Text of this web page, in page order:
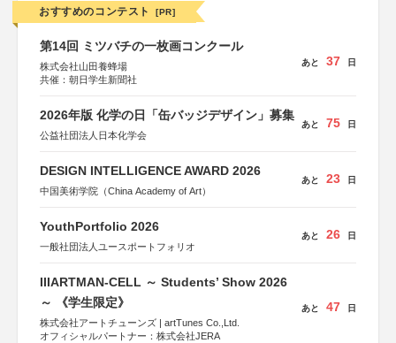
おすすめのコンテスト [PR]
第14回 ミツバチの一枚画コンクール
株式会社山田養蜂場
共催：朝日学生新聞社
あと 37 日
2026年版 化学の日「缶バッジデザイン」募集
公益社団法人日本化学会
あと 75 日
DESIGN INTELLIGENCE AWARD 2026
中国美術学院（China Academy of Art）
あと 23 日
YouthPortfolio 2026
一般社団法人ユースポートフォリオ
あと 26 日
IIIARTMAN-CELL ～ Students’ Show 2026
～ 《学生限定》
株式会社アートチューンズ | artTunes Co.,Ltd.
オフィシャルパートナー：株式会社JERA
あと 47 日